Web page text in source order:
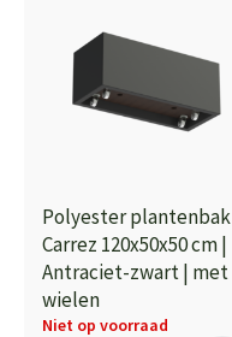
Polyester plantenbak
Carrez 120x50x50 cm |
Antraciet-zwart | met
wielen
Niet op voorraad